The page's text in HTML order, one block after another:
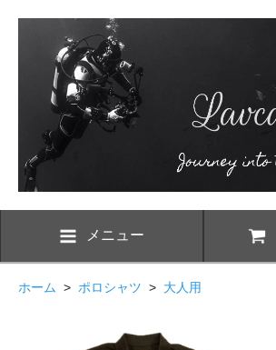
メニュー
ホーム > ポロシャツ > 大人用